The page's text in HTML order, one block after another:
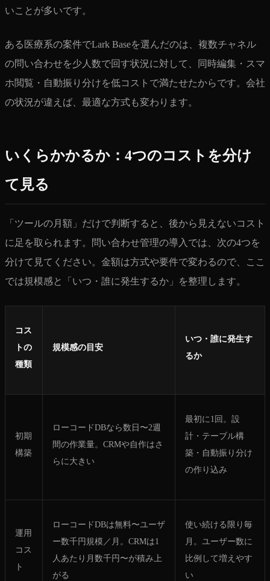
いことが多いです。
ある医療系の案件でLark Baseを選んだのは、複数チャネル
の問い合わせを少人数で回す状況に対して、同時編集・スマ
ホ閲覧・自動振り分けを低コストで満たせたからです。会社
の状況が違えば、最適な方式も変わります。
いくらかかるか：4つのコストを分け
て見る
「ツールの月額」だけで判断すると、後から見えないコスト
に足を取られます。問い合わせ管理の導入では、次の4つを
分けて見てください。金額は方式や要件で変わるので、ここ
では規模感と「いつ・誰に発生するか」を整理します。
コス
トの
種類
規模感の目安
いつ・誰に発生す
るか
初期
構築
ローコードDBなら数日〜2週
間の作業量。CRMや自作はさ
らに大きい
最初に1回。設
計・テーブル構
築・自動振り分け
の作り込み
運用
コス
ト
ローコードDBは無料〜ユーザ
ー数千円規模／月。CRMは1
人あたり月数千円〜が積み上
がる
使い続ける限り毎
月。ユーザー数に
比例して増えやす
い